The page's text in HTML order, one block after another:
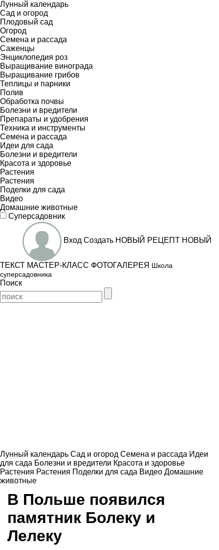
Лунный календарь
Сад и огород
Плодовый сад
Огород
Семена и рассада
Саженцы
Энциклопедия роз
Выращивание винограда
Выращивание грибов
Теплицы и парники
Полив
Обработка почвы
Болезни и вредители
Препараты и удобрения
Техника и инструменты
Семена и рассада
Идеи для сада
Болезни и вредители
Красота и здоровье
Растения
Растения
Поделки для сада
Видео
Домашние животные
Суперсадовник
Вход Создать НОВЫЙ РЕЦЕПТ НОВЫЙ
ТЕКСТ МАСТЕР-КЛАСС ФОТОГАЛЕРЕЯ Школа
суперсадовника
Поиск
Лунный календарь Сад и огород Семена и рассада Идеи
для сада Болезни и вредители Красота и здоровье
Растения Растения Поделки для сада Видео Домашние
животные
В Польше появился
памятник Болеку и
Лелеку